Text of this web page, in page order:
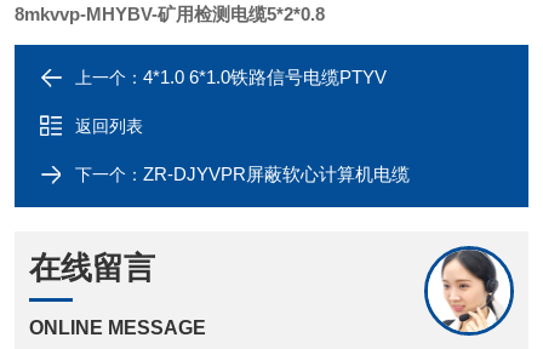
8mkvvp-MHYBV-矿用检测电缆5*2*0.8
上一个： 4*1.0 6*1.0铁路信号电缆PTYV
返回列表
下一个： ZR-DJYVPR屏蔽软心计算机电缆
在线留言
ONLINE MESSAGE